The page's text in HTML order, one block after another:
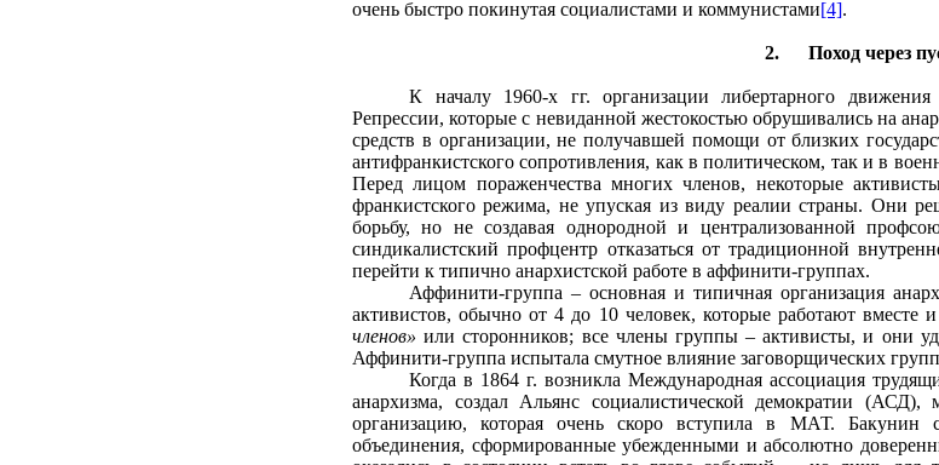
очень быстро покинутая социалистами и коммунистами[4].
2. Поход через
К началу 1960-х гг. организации либертарного
Репрессии, которые с невиданной жестокостью обрушивались на
средств в организации, не получавшей помощи от близких
антифранкистского сопротивления, как в политическом, так и в
Перед лицом пораженчества многих членов, некоторые
франкистского режима, не упуская из виду реалии страны. Они
борьбу, но не создавая однородной и централизованной
синдикалистский профцентр отказаться от традиционной
перейти к типично анархистской работе в аффинити-группах.
Аффинити-группа – основная и типичная организация
активистов, обычно от 4 до 10 человек, которые работают вместе
членов» или сторонников; все члены группы – активисты, и они
Аффинити-группа испытала смутное влияние заговорщических
Когда в 1864 г. возникла Международная ассоциация
анархизма, создал Альянс социалистической демократии
организацию, которая очень скоро вступила в МАТ. Бакунин
объединения, сформированные убежденными и абсолютно